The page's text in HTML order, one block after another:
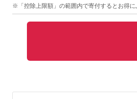
※「控除上限額」の範囲内で寄付するとお得に